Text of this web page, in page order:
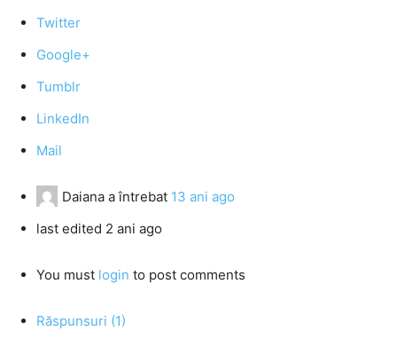
Twitter
Google+
Tumblr
LinkedIn
Mail
Daiana a întrebat 13 ani ago
last edited 2 ani ago
You must login to post comments
Răspunsuri (1)